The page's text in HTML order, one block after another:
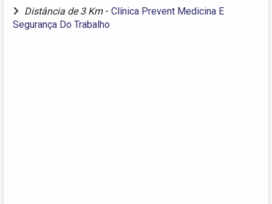
Distância de 3 Km - Clínica Prevent Medicina E
Segurança Do Trabalho